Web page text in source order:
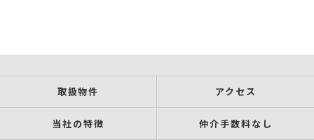
取扱物件 アクセス
当社の特徴 仲介手数料なし